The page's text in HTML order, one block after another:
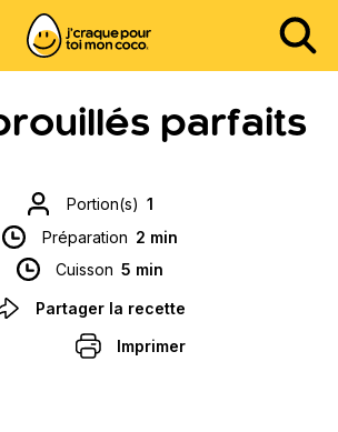
parfaits
Portion(s) 1
Préparation 2 min
Cuisson 5 min
Partager la recette
Imprimer